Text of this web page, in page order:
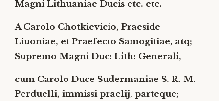
Magni Lithuaniae Ducis etc. etc.
A Carolo Chotkievicio, Praeside
Liuoniae, et Praefecto Samogitiae, atq;
Supremo Magni Duc: Lith: Generali,
cum Carolo Duce Sudermaniae S. R. M.
Perduelli, immissi praelij, parteque;